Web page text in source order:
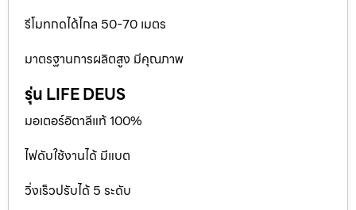
รีโมทกดได้ไกล 50-70 เมตร
มาตรฐานการผลิตสูง มีคุณภาพ
รุ่น LIFE DEUS
มอเตอร์อิตาลีแท้ 100%
ไฟดับใช้งานได้ มีแบต
วิ่งเร็วปรับได้ 5 ระดับ